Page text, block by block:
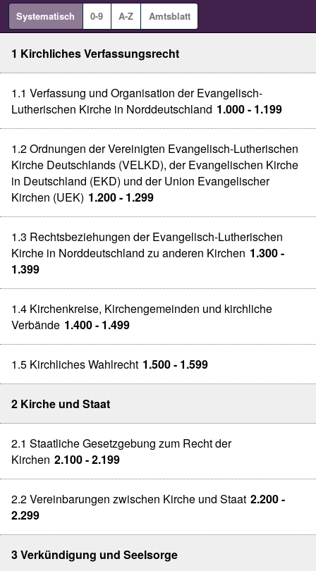
Systematisch 0-9 A-Z Amtsblatt
1 Kirchliches Verfassungsrecht
1.1 Verfassung und Organisation der Evangelisch-
Lutherischen Kirche in Norddeutschland 1.000 - 1.199
1.2 Ordnungen der Vereinigten Evangelisch-Lutherischen
Kirche Deutschlands (VELKD), der Evangelischen Kirche
in Deutschland (EKD) und der Union Evangelischer
Kirchen (UEK) 1.200 - 1.299
1.3 Rechtsbeziehungen der Evangelisch-Lutherischen
Kirche in Norddeutschland zu anderen Kirchen 1.300 -
1.399
1.4 Kirchenkreise, Kirchengemeinden und kirchliche
Verbände 1.400 - 1.499
1.5 Kirchliches Wahlrecht 1.500 - 1.599
2 Kirche und Staat
2.1 Staatliche Gesetzgebung zum Recht der
Kirchen 2.100 - 2.199
2.2 Vereinbarungen zwischen Kirche und Staat 2.200 -
2.299
3 Verkündigung und Seelsorge